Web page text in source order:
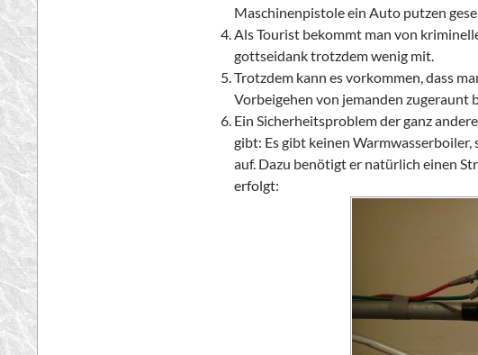
Maschinenpistole ein Auto putzen
Als Tourist bekommt man von
gottseidank trotzdem wenig mit.
Trotzdem kann es vorkommen, dass
Vorbeigehen von jemanden zugeraunt
Ein Sicherheitsproblem der ganz
gibt: Es gibt keinen
auf. Dazu benötigt er natürlich einen
erfolgt: